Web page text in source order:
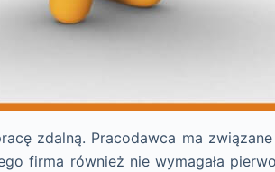
zdalną. Pracodawca ma
firma również nie wymagała